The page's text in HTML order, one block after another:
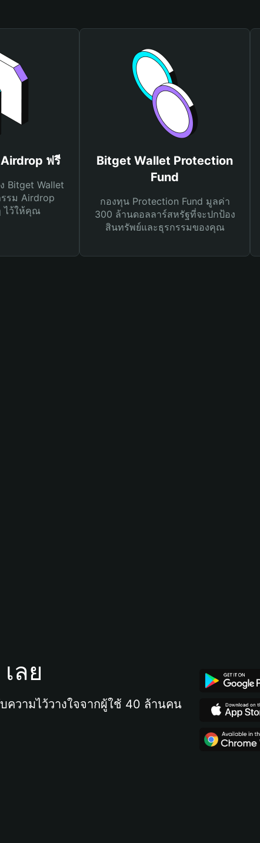
ฟรี
Bitget Wallet
รรม Airdrop
ไว้ให้คุณ
Bitget Wallet Protection
Fund
กองทุน Protection Fund มูลค่า
300 ล้านดอลลาร์สหรัฐที่จะปกป้อง
สินทรัพย์และธุรกรรมของคุณ
ลย
วามไว้วางใจจากผู้ใช้ 40 ล้านคน